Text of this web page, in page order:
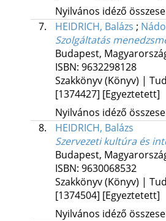
Nyilvános idéző
7.
HEIDRICH, Balázs ;
Szolgáltatás
Budapest,
ISBN: 9632298128
Szakkönyv (Könyv) |
[1374427] [Egyeztetett]
Nyilvános idéző
8.
HEIDRICH, Balázs
Szervezeti kultúra és
Budapest,
ISBN: 9630068532
Szakkönyv (Könyv) |
[1374504] [Egyeztetett]
Nyilvános idéző